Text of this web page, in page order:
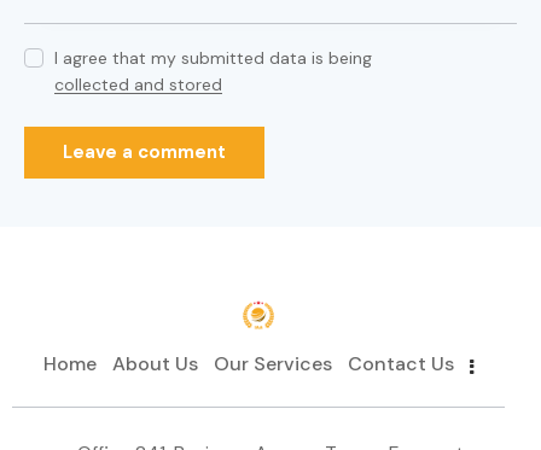
I agree that my submitted data is being
collected and stored
Home About Us Our Services Contact Us